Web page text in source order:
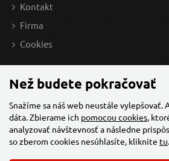
0.71 EUR bez DPH
Kontakt
Firma
Cookies
Než budete pokračovať
Snažíme sa náš web neustále vylepšovať.
dáta. Zbierame ich pomocou cookies,
analyzovať návštevnosť a následne
so zberom cookies nesúhlasíte, kliknite tu.